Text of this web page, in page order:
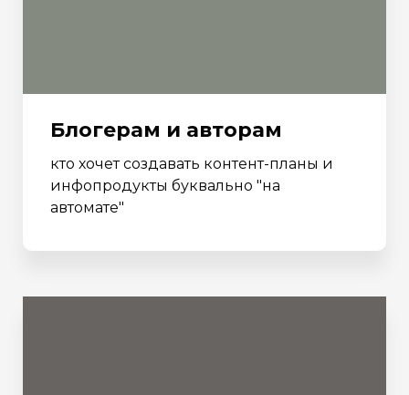
Блогерам и авторам
кто хочет создавать контент-планы и
инфопродукты буквально "на
автомате"